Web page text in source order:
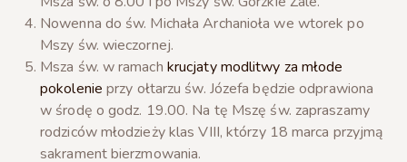
Nowenna do św. Michała Archanioła we wtorek po
Mszy św. wieczornej.
Msza św. w ramach krucjaty modlitwy za młode
pokolenie przy ołtarzu św. Józefa będzie odprawiona
w środę o godz. 19.00. Na tę Mszę św. zapraszamy
rodziców młodzieży klas VIII, którzy 18 marca przyjmą
sakrament bierzmowania.